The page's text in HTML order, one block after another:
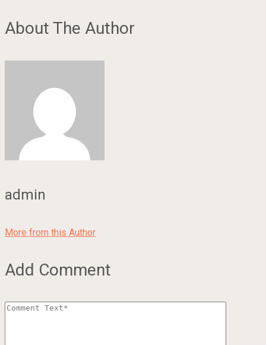
About The Author
admin
More from this Author
Add Comment